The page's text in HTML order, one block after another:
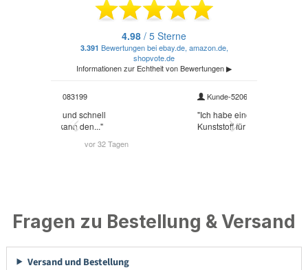
Fragen zu Bestellung & Versand
Versand und Bestellung